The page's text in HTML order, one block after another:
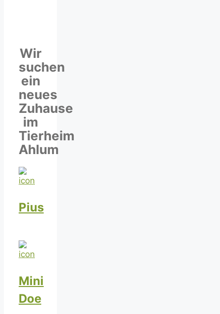
Wir
suchen
ein
neues
Zuhause
im
Tierheim
Ahlum
Pius
Mini
Doe